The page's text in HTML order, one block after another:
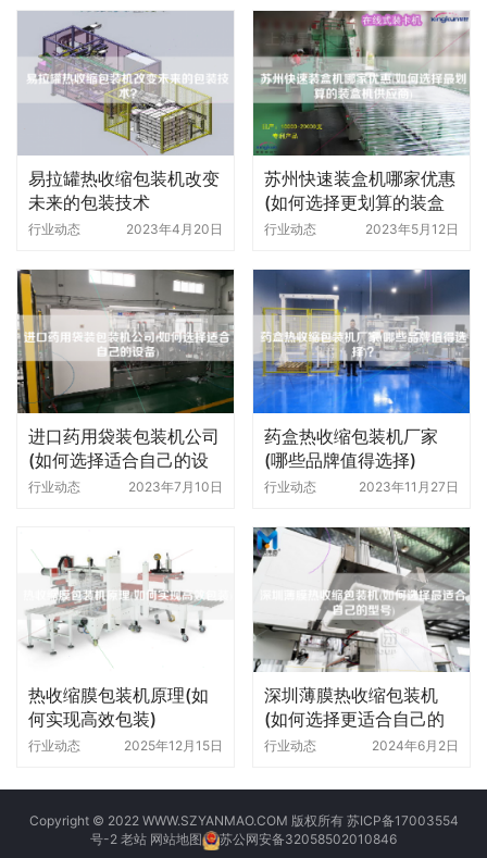
易拉罐热收缩包装机改变
未来的包装技术
行业动态 2023年4月20日
苏州快速装盒机哪家优惠
(如何选择更划算的装盒
机供应商)
行业动态 2023年5月12日
进口药用袋装包装机公司
(如何选择适合自己的设
备)
行业动态 2023年7月10日
药盒热收缩包装机厂家
(哪些品牌值得选择)
行业动态 2023年11月27日
热收缩膜包装机原理(如
何实现高效包装)
行业动态 2025年12月15日
深圳薄膜热收缩包装机
(如何选择更适合自己的
型号)
行业动态 2024年6月2日
Copyright © 2022 WWW.SZYANMAO.COM 版权所有 苏ICP备17003554
号-2 老站 网站地图 苏公网安备32058502010846